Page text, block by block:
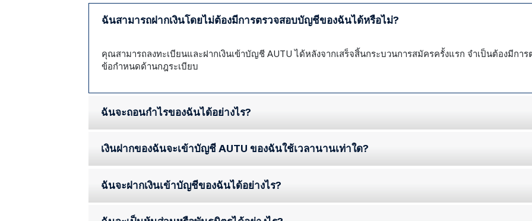
ฉันสามารถฝากเงินโดยไม่ต้องมีการตรวจสอบบัญชีของฉันได้หรือไม่?
คุณสามารถลงทะเบียนและฝากเงินเข้าบัญชี AUTU ได้หลังจากเสร็จสิ้นกระบวนการสมัครครั้งแรก จำเป็นต้องมีก
ข้อกำหนดด้านกฎระเบียบ
ฉันจะถอนกำไรของฉันได้อย่างไร?
เงินฝากของฉันจะเข้าบัญชี AUTU ของฉันใช้เวลานานเท่าใด?
ฉันจะฝากเงินเข้าบัญชีของฉันได้อย่างไร?